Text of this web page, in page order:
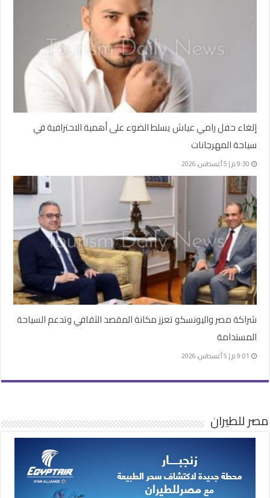
إلغاء حفل رامي عياش يسلط الضوء على أهمية الاحترافية في
سياحة المهرجانات
9:30 م | 5 أغسطس، 2026
شراكة مصر واليونسكو تعزز مكانة المقصد الثقافي وتدعم السياحة
المستدامة
9:01 م | 5 أغسطس، 2026
مصر للطيران